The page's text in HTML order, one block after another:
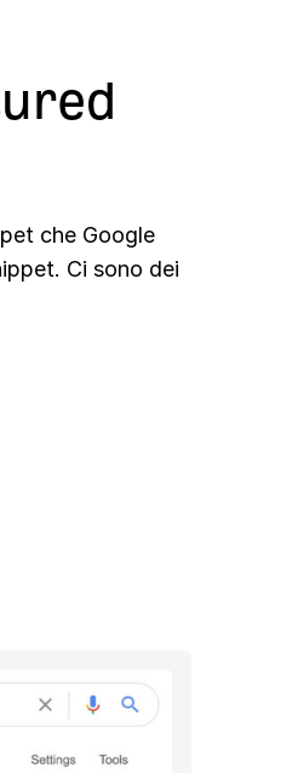
che Google
Ci sono dei